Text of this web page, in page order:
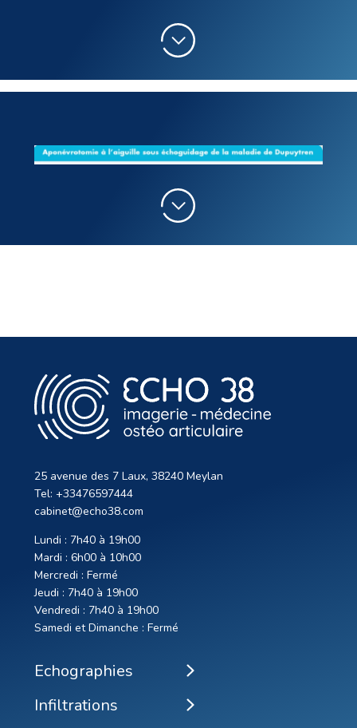
Dans le cadre d’un doigt à ressaut
est allongé sur le dos, demi-assis. La main est
posée sur une table. La ténotomie se fait grâce
à des va-et-vient de l’aiguille au sein de la
toucher les nerfs à proximité. Il n’est pas ajouté
de PRP.
fibromatose de Dupuytren
de l’aiguille sectionne perpendiculairement les
corticoïdes permet d’atrophier la fibrose.
Une attelle d’extension de doigt est mise en
place pour une durée totale de 1 mois pour les
aponévrotomies de Dupuytren.
permettra de s’assurer du succès de la
procédure.
Dans le cadre des maladies de Dupuytren, une
attelle d’extension doit être portée et empêche
donc l’utilisation des doigts concernés pendant 1
semaine.
antalgiques.
inflammatoires (AINS) pendant une semaine.
Dupuytren est immédiate.
25 avenue des 7 Laux, 38240 Meylan
Tel: +33476597444
cabinet@echo38.com
Lundi : 7h40 à 19h00
Mardi : 6h00 à 10h00
Mercredi : Fermé
Jeudi : 7h40 à 19h00
Vendredi : 7h40 à 19h00
Samedi et Dimanche : Fermé
Echographies
Infiltrations